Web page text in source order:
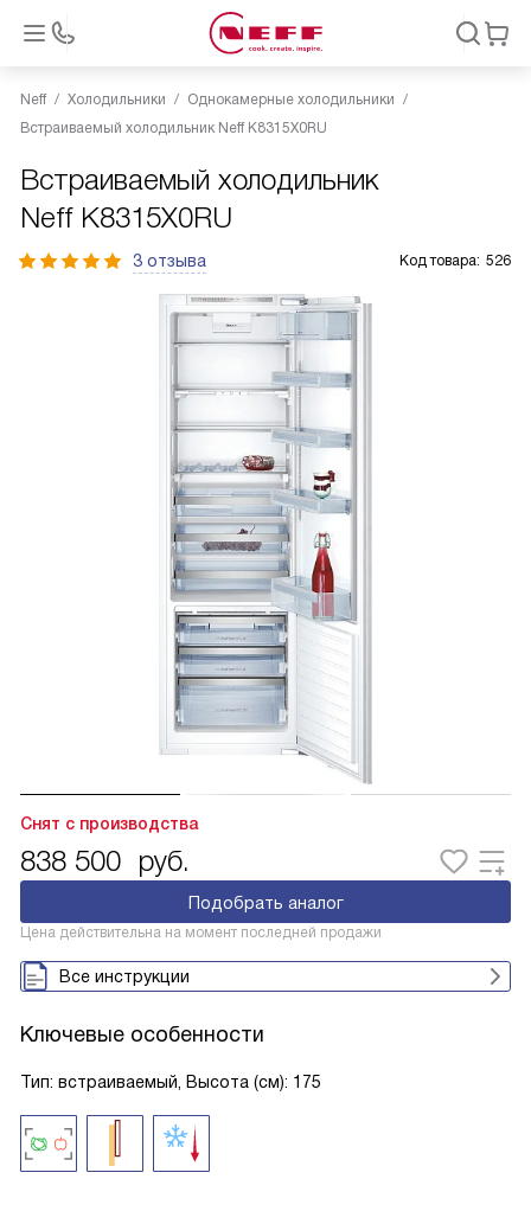
Neff Холодильники
Однокамерные холодильники
Встраиваемый холодильник Neff K8315X0RU
Встраиваемый холодильник
Neff K8315X0RU
3 отзыва Код товара: 526
Снят с производства
838 500 руб.
Подобрать аналог
Цена действительна на момент последней продажи
Все инструкции
Ключевые особенности
Тип: встраиваемый, Высота (см): 175